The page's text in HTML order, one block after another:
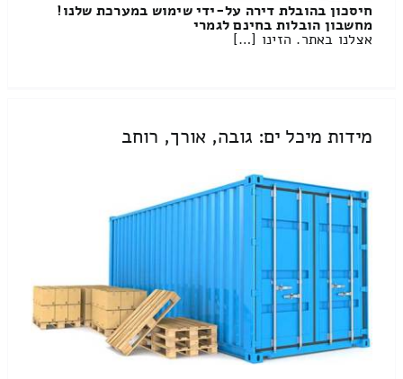
חיסכון בהובלת דירה על-ידי שימוש במערכת שלנו!
מחשבון הובלות בחינם לגמרי
אצלנו באתר. הזינו […]
מידות מיכל ים: גובה, אורך, רוחב